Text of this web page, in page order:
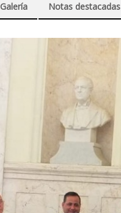
Galería Notas destacadas